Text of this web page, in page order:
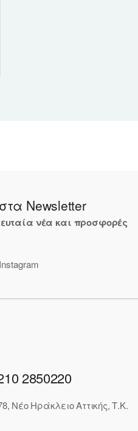
Newsletter
νέα και προσφορές
Instagram
2850220
Νέο Ηράκλειο Αττικής, Τ.Κ.